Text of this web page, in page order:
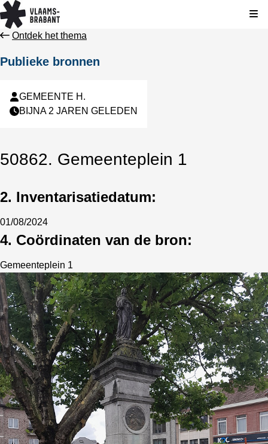
Ontdek het thema
Publieke bronnen
GEMEENTE H.
BIJNA 2 JAREN GELEDEN
50862. Gemeenteplein 1
2. Inventarisatiedatum:
01/08/2024
4. Coördinaten van de bron:
Gemeenteplein 1